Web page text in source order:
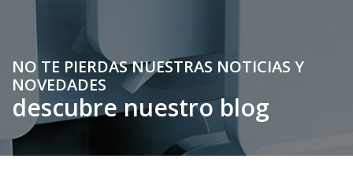
NO TE PIERDAS NUESTRAS NOTICIAS Y
NOVEDADES
descubre nuestro blog